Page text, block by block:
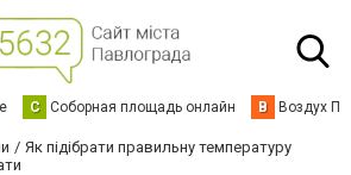
С Соборная площадь онлайн В Воздух
Як підібрати правильну температуру